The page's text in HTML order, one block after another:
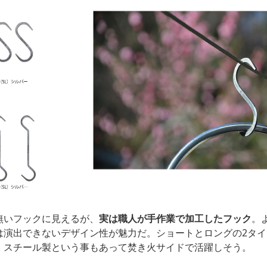
フックに見えるが、 実は職人が手作業で加工したフック。
出できないデザイン性が魅力だ。ショートとロングの2タ
チール製という事もあって焚き火サイドで活躍しそう。